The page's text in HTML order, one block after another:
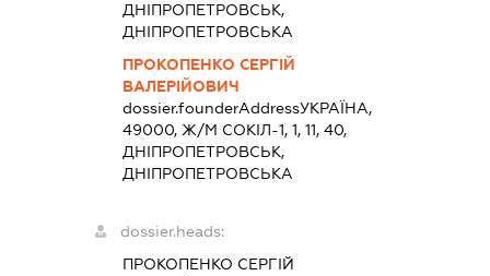
ДНІПРОПЕТРОВСЬК,
ДНІПРОПЕТРОВСЬКА
ПРОКОПЕНКО СЕРГІЙ
ВАЛЕРІЙОВИЧ
dossier.founderAddressУКРАЇНА,
49000, Ж/М СОКІЛ-1, 1, 11, 40,
ДНІПРОПЕТРОВСЬК,
ДНІПРОПЕТРОВСЬКА
dossier.heads:
ПРОКОПЕНКО СЕРГІЙ